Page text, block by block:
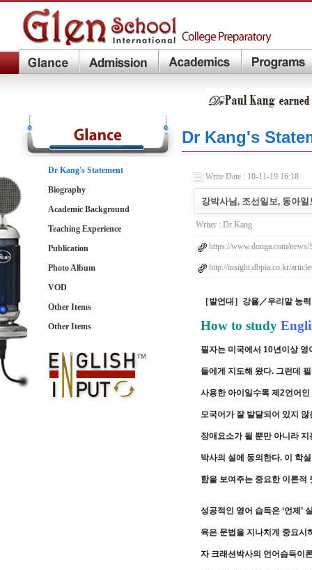
Dr Kang's Statement
Biography
Academic Background
Teaching Experience
Publication
Photo Album
VOD
Other Items
Other Items
Dr Kang's
Write Date : 10-11-19 16:18
강박사님, 조선일보, 동아
Writer : Dr Kang
https://www.donga.com/
http://insight.dbpia.co.kr/
［발언대］강율／우리말 능
How to study
필자는 미국에서 10년이상
들에게 지도해 왔다. 그런데
사용한 아이일수록 제2언어
모국어가 잘 발달되어 있지
장애요소가 될 뿐만 아니라
박사의 설에 동의한다. 이 학
함을 보여주는 중요한 이론
성공적인 영어 습득은 ‘언제’
육은 문법을 지나치게 중요시
자 크래션박사의 언어습득이